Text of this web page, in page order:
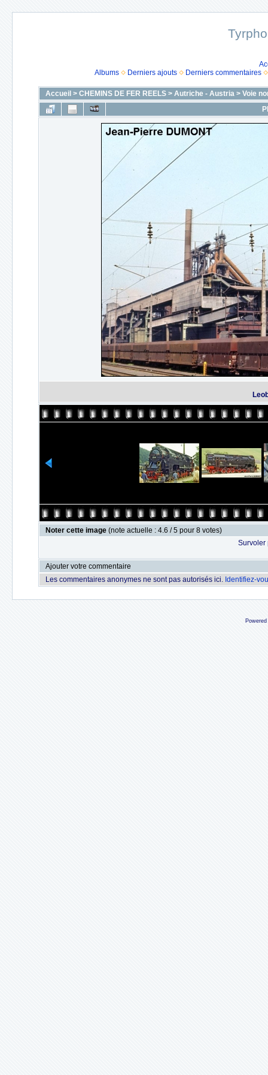
Albums
Derniers ajouts Derniers commentaires
Accueil > CHEMINS DE FER REELS> Autriche - Austria> Voie
Noter cette image (note actuelle : 4.6 / 5 pour 8 votes)
Survoler
Ajouter votre commentaire
Les commentaires anonymes ne sont pas autorisés ici. Identifiez-